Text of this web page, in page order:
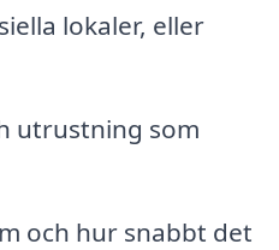
lokaler, eller
utrustning som
och hur snabbt det